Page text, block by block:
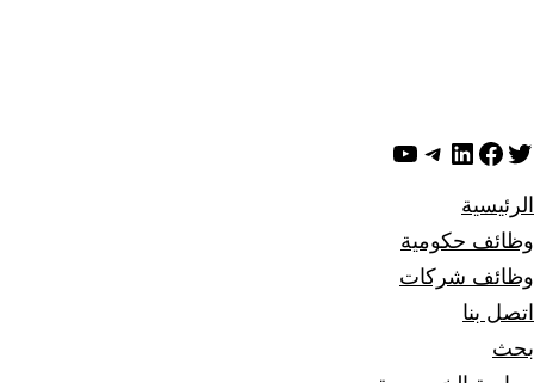
تويترفيسبوك
لينكد إن تيليجرام
يوتيوب
الرئيسية
وظائف حكومية
وظائف شركات
اتصل بنا
بحث